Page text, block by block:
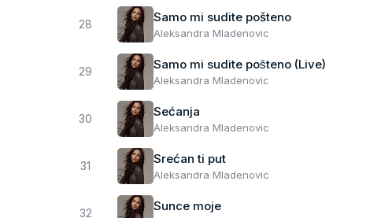
28 Samo mi sudite pošteno
Aleksandra Mladenovic
29 Samo mi sudite pošteno (Live)
Aleksandra Mladenovic
30 Sećanja
Aleksandra Mladenovic
31 Srećan ti put
Aleksandra Mladenovic
32 Sunce moje